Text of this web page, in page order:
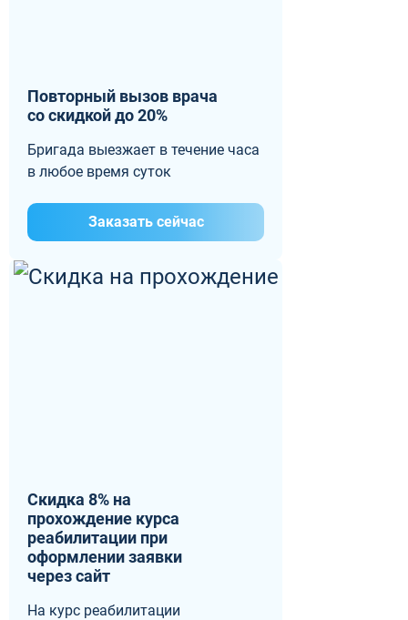
Повторный вызов врача
со скидкой до 20%
Бригада выезжает в течение часа
в любое время суток
Заказать сейчас
Скидка 8% на
прохождение курса
реабилитации при
оформлении заявки
через сайт
На курс реабилитации